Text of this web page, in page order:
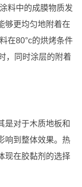
料中的成膜物质发
够更均匀地附着在
在80°c的烘烤条件
，同时涂层的附着
是对于木质地板和
响到整体效果。热
现在胶黏剂的选择